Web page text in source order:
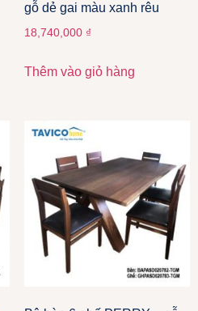
gỗ dẻ gai màu xanh rêu
18,740,000 ₫
Thêm vào giỏ hàng